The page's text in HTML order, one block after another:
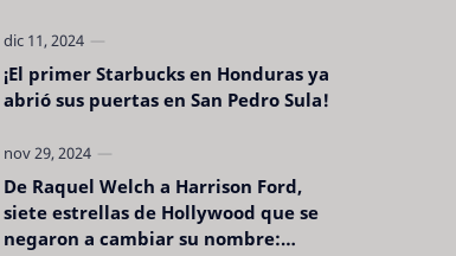
¡El primer Starbucks en Honduras ya
abrió sus puertas en San Pedro Sula!
De Raquel Welch a Harrison Ford,
siete estrellas de Hollywood que se
negaron a cambiar su nombre: